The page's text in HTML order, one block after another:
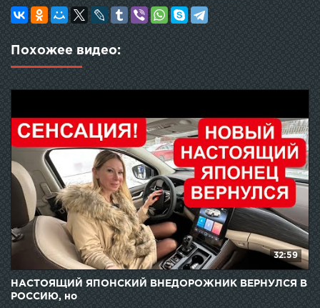
Похожее видео:
32:59
НАСТОЯЩИЙ ЯПОНСКИЙ ВНЕДОРОЖНИК ВЕРНУЛСЯ В
РОССИЮ, но